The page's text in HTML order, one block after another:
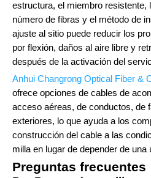
estructura, el miembro resistente,
número de fibras y el método de
ajuste al sitio puede reducir los
por flexión, daños al aire libre y
después de la activación del
Anhui Changrong Optical Fiber &
ofrece opciones de cables de
acceso aéreas, de conductos, de
exteriores, lo que ayuda a los
construcción del cable a las
milla en lugar de depender de una
Preguntas frecuentes